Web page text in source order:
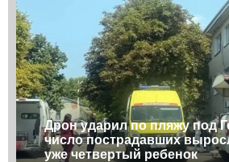
Дрон ударил по пляжу под
число пострадавших
уже четвертый ребенок